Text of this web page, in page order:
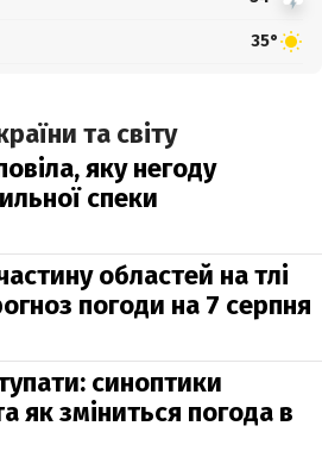
35°
та світу
яку негоду
спеки
областей на тлі
погоди на 7 серпня
синоптики
як зміниться погода в